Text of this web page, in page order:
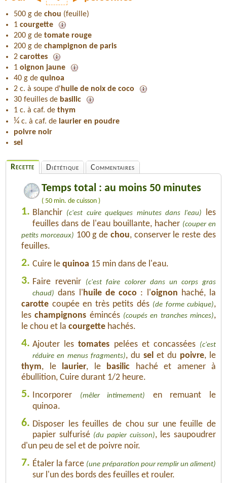
500 g de chou (feuille)
1 courgette
200 g de tomate rouge
200 g de champignon de paris
2 carottes
1 oignon jaune
40 g de quinoa
2 c. à soupe d' huile de noix de coco
30 feuilles de basilic
1 c. à caf. de thym
¼c. à caf. de laurier en poudre
poivre noir
sel
Recette Diététique Commentaires
Temps total : au moins 50 minutes
( 50 min. de cuisson )
1. Blanchir (c'est cuire quelques minutes dans l'eau)
les
feuilles dans de l'eau bouillante, hacher (couper en
petits morceaux) 100 g de chou, conserver le reste des
feuilles.
2. Cuire le quinoa 15 min dans de l'eau.
3. Faire revenir
(c'est faire colorer dans un corps gras
chaud) dans l' huile de coco : l'oignon haché, la
carotte coupée en très petits dés (de forme cubique),
leschampignons émincés (coupés en tranches minces),
le chou et la courgette hachés.
4. Ajouter lestomates pelées et concassées (c'est
réduire en menus fragments), du sel et du poivre, le
thym, le laurier, le basilic haché et amener à
ébullition, Cuire durant 1/2 heure.
5. Incorporer (mêler intimement)
en remuant le
quinoa.
6. Disposer les feuilles de chou sur une feuille de
papier sulfurisé (du papier cuisson), les saupoudrer
d'un peu de sel et de poivre noir.
7. Étaler la farce (une préparation pour remplir un aliment)
sur l'un des bords des feuilles et rouler.